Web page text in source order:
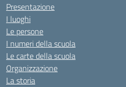
Presentazione
I luoghi
Le persone
I numeri della scuola
Le carte della scuola
Organizzazione
La storia